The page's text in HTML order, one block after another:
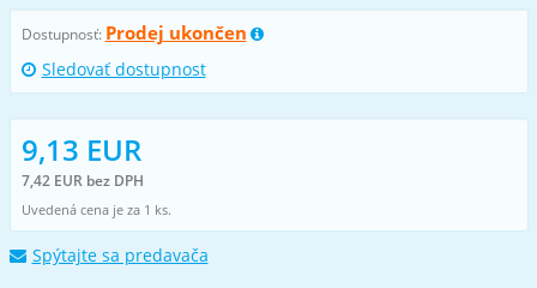
Dostupnosť: Prodej ukončen
Sledovať dostupnost
9,13 EUR
7,42 EUR bez DPH
Uvedená cena je za 1 ks.
Spýtajte sa predavača